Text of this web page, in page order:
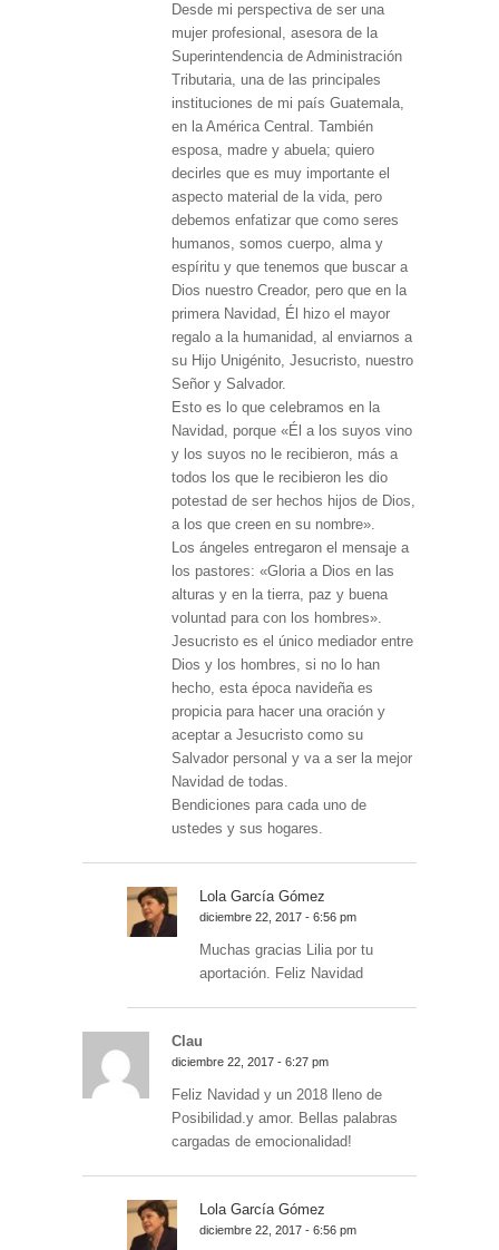
Desde mi perspectiva de ser una
mujer profesional, asesora de la
Superintendencia de Administración
Tributaria, una de las principales
instituciones de mi país Guatemala,
en la América Central. También
esposa, madre y abuela; quiero
decirles que es muy importante el
aspecto material de la vida, pero
debemos enfatizar que como seres
humanos, somos cuerpo, alma y
espíritu y que tenemos que buscar a
Dios nuestro Creador, pero que en la
primera Navidad, Él hizo el mayor
regalo a la humanidad, al enviarnos a
su Hijo Unigénito, Jesucristo, nuestro
Señor y Salvador.
Esto es lo que celebramos en la
Navidad, porque «Él a los suyos vino
y los suyos no le recibieron, más a
todos los que le recibieron les dio
potestad de ser hechos hijos de Dios,
a los que creen en su nombre».
Los ángeles entregaron el mensaje a
los pastores: «Gloria a Dios en las
alturas y en la tierra, paz y buena
voluntad para con los hombres».
Jesucristo es el único mediador entre
Dios y los hombres, si no lo han
hecho, esta época navideña es
propicia para hacer una oración y
aceptar a Jesucristo como su
Salvador personal y va a ser la mejor
Navidad de todas.
Bendiciones para cada uno de
ustedes y sus hogares.
Lola García Gómez
diciembre 22, 2017 - 6:56 pm
Muchas gracias Lilia por tu
aportación. Feliz Navidad
Clau
diciembre 22, 2017 - 6:27 pm
Feliz Navidad y un 2018 lleno de
Posibilidad.y amor. Bellas palabras
cargadas de emocionalidad!
Lola García Gómez
diciembre 22, 2017 - 6:56 pm